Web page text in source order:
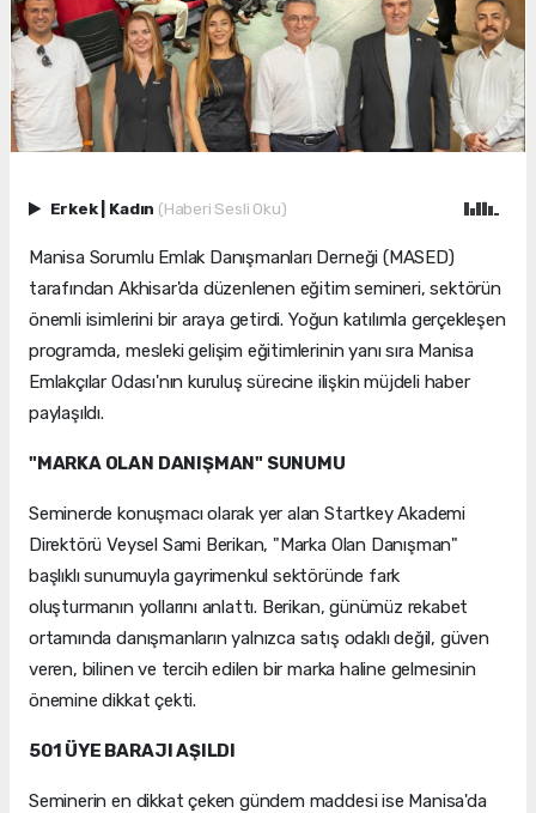
Erkek Kadın (Haberi Sesli Oku)
Manisa Sorumlu Emlak Danışmanları Derneği (MASED)
tarafından Akhisar'da düzenlenen eğitim semineri, sektörün
önemli isimlerini bir araya getirdi. Yoğun katılımla gerçekleşen
programda, mesleki gelişim eğitimlerinin yanı sıra Manisa
Emlakçılar Odası'nın kuruluş sürecine ilişkin müjdeli haber
paylaşıldı.
"MARKA OLAN DANIŞMAN" SUNUMU
Seminerde konuşmacı olarak yer alan Startkey Akademi
Direktörü Veysel Sami Berikan, "Marka Olan Danışman"
başlıklı sunumuyla gayrimenkul sektöründe fark
oluşturmanın yollarını anlattı. Berikan, günümüz rekabet
ortamında danışmanların yalnızca satış odaklı değil, güven
veren, bilinen ve tercih edilen bir marka haline gelmesinin
önemine dikkat çekti.
501 ÜYE BARAJI AŞILDI
Seminerin en dikkat çeken gündem maddesi ise Manisa'da